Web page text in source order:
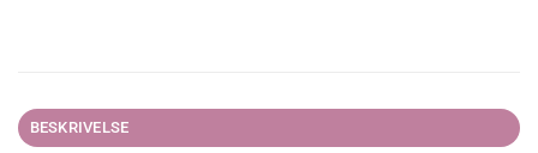
BESKRIVELSE